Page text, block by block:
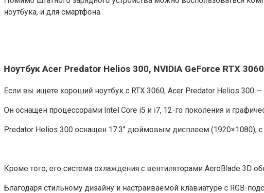
ноутбука, и для смартфона.
Ноутбук Acer Predator Helios 300, NVIDIA GeForce RTX 3060
Если вы ищете хороший ноутбук с RTX 3060, Acer Predator Helios 300
Он оснащен процессорами Intel Core i5 и i7, 12-го поколения и
Predator Helios 300 оснащен 17.3″ дюймовым дисплеем (1920×1080),
Кроме того, его система охлаждения с вентиляторами AeroBlade 3D
Благодаря стильному дизайну и настраиваемой клавиатуре с RGB-